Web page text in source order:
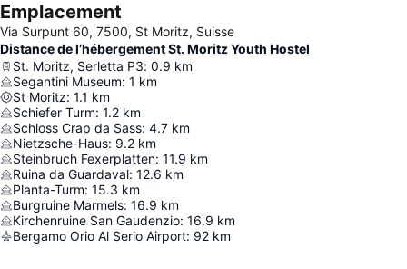
Emplacement
Via Surpunt 60, 7500, St Moritz, Suisse
Distance de l’hébergement St. Moritz Youth Hostel
St. Moritz, Serletta P3: 0.9 km
Segantini Museum: 1 km
St Moritz: 1.1 km
Schiefer Turm: 1.2 km
Schloss Crap da Sass: 4.7 km
Nietzsche-Haus: 9.2 km
Steinbruch Fexerplatten: 11.9 km
Ruina da Guardaval: 12.6 km
Planta-Turm: 15.3 km
Burgruine Marmels: 16.9 km
Kirchenruine San Gaudenzio: 16.9 km
Bergamo Orio Al Serio Airport: 92 km